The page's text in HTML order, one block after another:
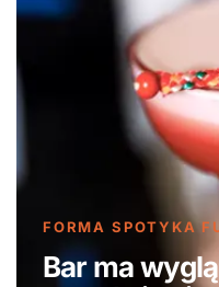
FORMA SPOTYKA
Bar ma